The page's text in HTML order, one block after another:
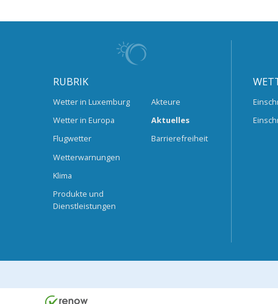
RUBRIK
Wetter in Luxemburg
Wetter in Europa
Flugwetter
Wetterwarnungen
Klima
Produkte und
Dienstleistungen
Akteure
Aktuelles
Barrierefreiheit